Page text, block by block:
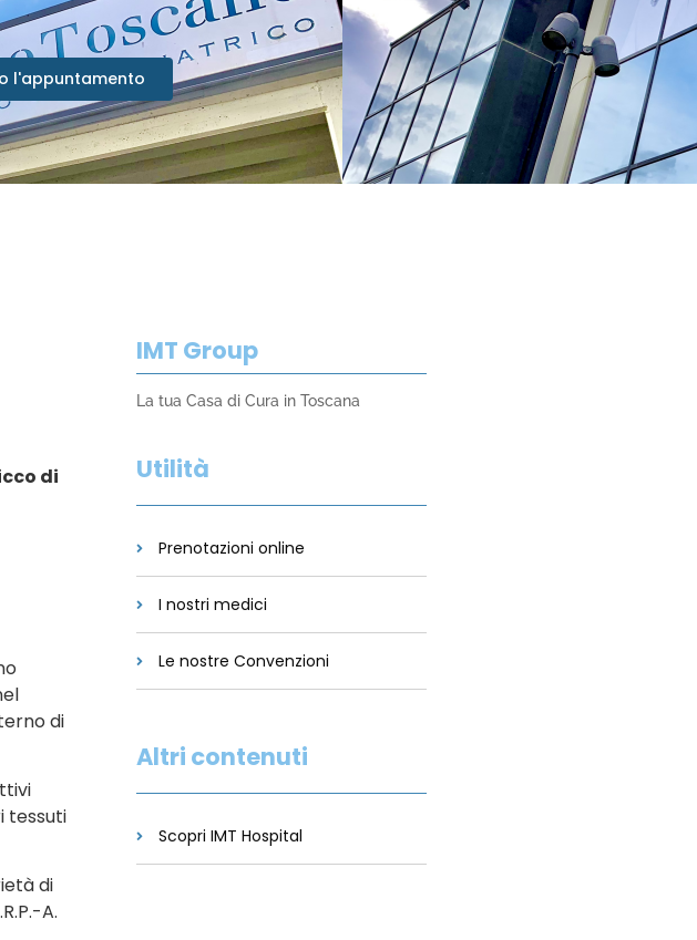
l'appuntamento
di
di
tessuti
di
A.
IMT Group
La tua Casa di Cura in Toscana
Utilità
Prenotazioni online
I nostri medici
Le nostre Convenzioni
Altri contenuti
Scopri IMT Hospital